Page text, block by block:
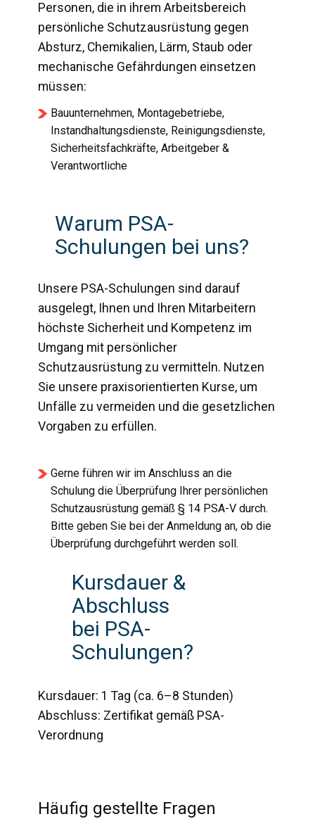
Personen, die in ihrem Arbeitsbereich
persönliche Schutzausrüstung gegen
Absturz, Chemikalien, Lärm, Staub oder
mechanische Gefährdungen einsetzen
müssen:
Bauunternehmen, Montagebetriebe,
Instandhaltungsdienste, Reinigungsdienste,
Sicherheitsfachkräfte, Arbeitgeber &
Verantwortliche
Warum PSA-
Schulungen bei uns?
Unsere PSA-Schulungen sind darauf
ausgelegt, Ihnen und Ihren Mitarbeitern
höchste Sicherheit und Kompetenz im
Umgang mit persönlicher
Schutzausrüstung zu vermitteln. Nutzen
Sie unsere praxisorientierten Kurse, um
Unfälle zu vermeiden und die gesetzlichen
Vorgaben zu erfüllen.
Gerne führen wir im Anschluss an die
Schulung die Überprüfung Ihrer persönlichen
Schutzausrüstung gemäß § 14 PSA-V durch.
Bitte geben Sie bei der Anmeldung an, ob die
Überprüfung durchgeführt werden soll.
Kursdauer &
Abschluss
bei PSA-
Schulungen?
Kursdauer: 1 Tag (ca. 6–8 Stunden)
Abschluss: Zertifikat gemäß PSA-
Verordnung
Häufig gestellte Fragen